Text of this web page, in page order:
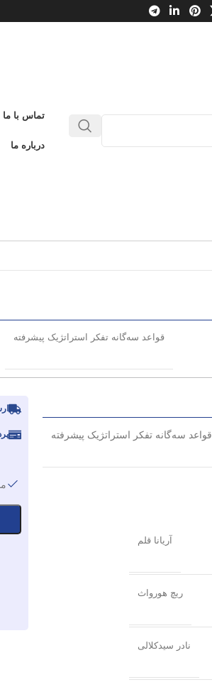
تماس با ما
درباره ما
قواعد سه‌گانه تفکر استراتژیک پیشرفته
قواعد سه‌گانه تفکر استراتژیک پیشرفته
آریانا قلم
ریچ هورواث
نادر سیدکلالی